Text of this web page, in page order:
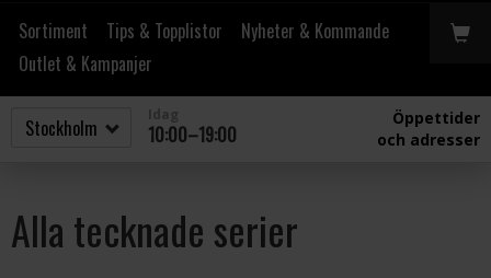
Sortiment Tips & Topplistor
Nyheter & Kommande
Outlet & Kampanjer
10:00–19:00
Öppettider
och adresser
Alla tecknade serier